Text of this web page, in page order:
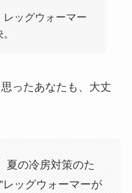
ッグウォーマー
ったあなたも、大丈
夏の冷房対策のた
レッグウォーマーが